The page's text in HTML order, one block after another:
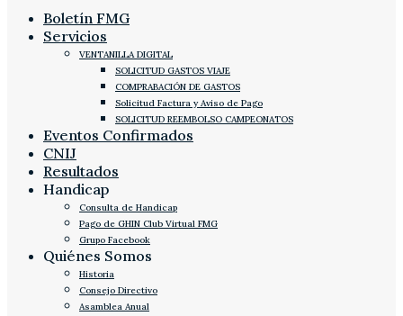
Boletín FMG
Servicios
VENTANILLA DIGITAL
SOLICITUD GASTOS VIAJE
COMPRABACIÓN DE GASTOS
Solicitud Factura y Aviso de Pago
SOLICITUD REEMBOLSO CAMPEONATOS
Eventos Confirmados
CNIJ
Resultados
Handicap
Consulta de Handicap
Pago de GHIN Club Virtual FMG
Grupo Facebook
Quiénes Somos
Historia
Consejo Directivo
Asamblea Anual